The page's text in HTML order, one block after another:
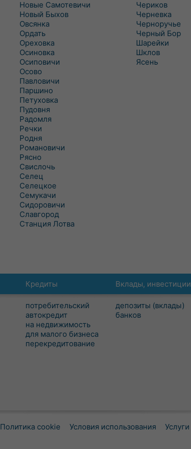
Новые Самотевичи
Новый Быхов
Овсянка
Ордать
Ореховка
Осиновка
Осиповичи
Осово
Павловичи
Паршино
Петуховка
Пудовня
Радомля
Речки
Родня
Романовичи
Рясно
Свислочь
Селец
Селецкое
Семукачи
Сидоровичи
Славгород
Станция Лотва
Чериков
Черневка
Черноручье
Черный Бор
Шарейки
Шклов
Ясень
Кредиты
потребительский
автокредит
на недвижимость
для малого бизнеса
перекредитование
Вклады, инвестиции
депозиты (вклады)
банков
Политика cookie Условия использования Услуги